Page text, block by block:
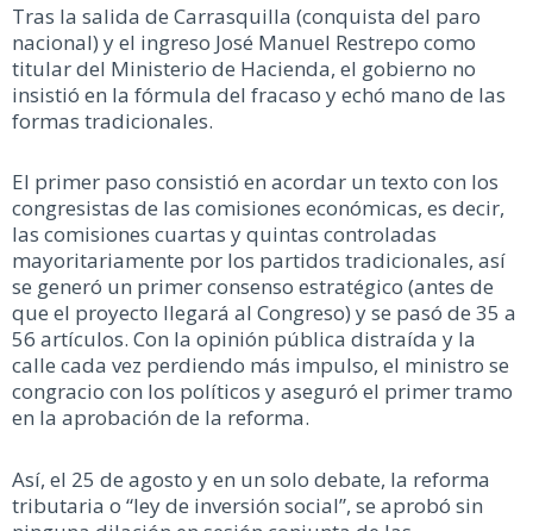
Tras la salida de Carrasquilla (conquista del paro
nacional) y el ingreso José Manuel Restrepo como
titular del Ministerio de Hacienda, el gobierno no
insistió en la fórmula del fracaso y echó mano de las
formas tradicionales.
El primer paso consistió en acordar un texto con los
congresistas de las comisiones económicas, es decir,
las comisiones cuartas y quintas controladas
mayoritariamente por los partidos tradicionales, así
se generó un primer consenso estratégico (antes de
que el proyecto llegará al Congreso) y se pasó de 35 a
56 artículos. Con la opinión pública distraída y la
calle cada vez perdiendo más impulso, el ministro se
congracio con los políticos y aseguró el primer tramo
en la aprobación de la reforma.
Así, el 25 de agosto y en un solo debate, la reforma
tributaria o “ley de inversión social”, se aprobó sin